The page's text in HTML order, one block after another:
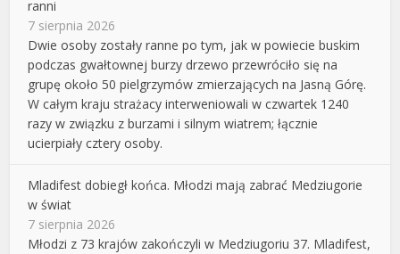
ranni
7 sierpnia 2026
Dwie osoby zostały ranne po tym, jak w powiecie buskim
podczas gwałtownej burzy drzewo przewróciło się na
grupę około 50 pielgrzymów zmierzających na Jasną Górę.
W całym kraju strażacy interweniowali w czwartek 1240
razy w związku z burzami i silnym wiatrem; łącznie
ucierpiały cztery osoby.
Mladifest dobiegł końca. Młodzi mają zabrać Medziugorie
w świat
7 sierpnia 2026
Młodzi z 73 krajów zakończyli w Medziugoriu 37. Mladifest,